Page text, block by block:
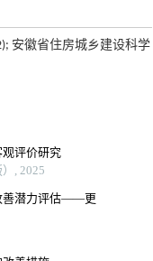
安徽省住房城乡建设科学